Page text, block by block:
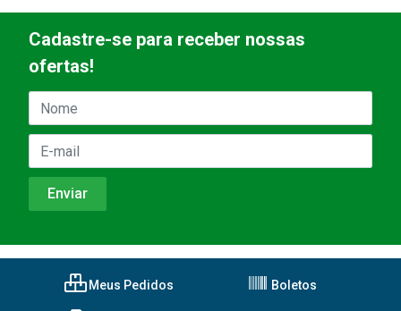
Cadastre-se para receber nossas
ofertas!
Meus Pedidos Boletos